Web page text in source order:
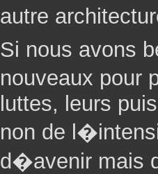
autre
Si nous avons
nouveaux pour
luttes, leurs
non de
d�avenir mais